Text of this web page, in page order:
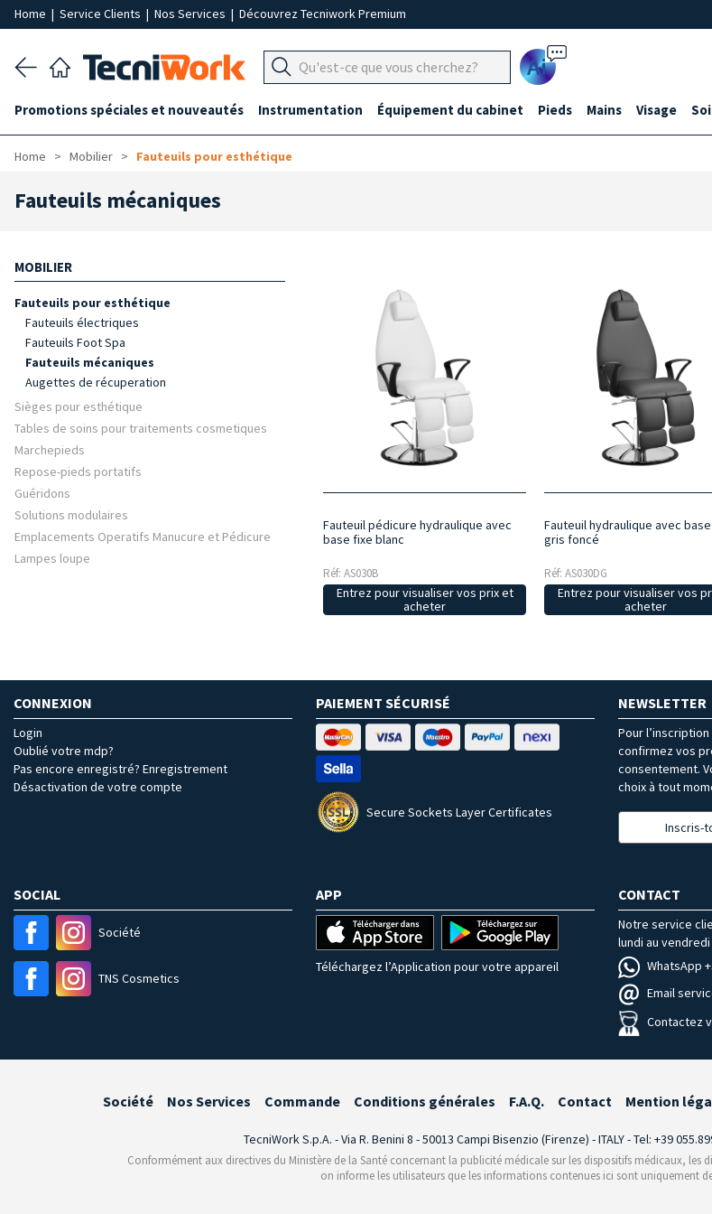
Home | Service Clients | Nos Services | Découvrez Tecniwork Premium
Ai
Promotions spéciales et nouveautés Instrumentation Équipement du cabinet Pieds Mains Visage
Home Mobilier Fauteuils pour esthétique
Fauteuils mécaniques
MOBILIER
Fauteuils pour esthétique
Fauteuils électriques
Fauteuils Foot Spa
Fauteuils mécaniques
Augettes de récuperation
Sièges pour esthétique
Tables de soins pour traitements cosmetiques
Marchepieds
Repose-pieds portatifs
Guéridons
Solutions modulaires
Emplacements Operatifs Manucure et Pédicure
Lampes loupe
Fauteuil pédicure hydraulique avec
base fixe blanc
Réf: AS030B
Entrez pour visualiser vos prix et
acheter
Fauteuil hydraulique avec
gris foncé
Réf: AS030DG
Entrez pour visualiser vos
acheter
CONNEXION
Login
Oublié votre mdp?
Pas encore enregistré? Enregistrement
Désactivation de votre compte
PAIEMENT SÉCURISÉ
Secure Sockets Layer Certificates
NEWSLETTER
Pour
confirmez vos
consentement.
choix à tout
Inscris-
SOCIAL
Société
TNS Cosmetics
APP
Téléchargez l’Application pour votre appareil
CONTACT
Notre service
lundi au vendredi
WhatsApp
Email
Contactez
Société Nos Services Commande Conditions générales F.A.Q. Contact Mention
TecniWork S.p.A. - Via R. Benini 8 - 50013 Campi Bisenzio (Firenze) - ITALY - Tel: +39
Conformément aux directives du Ministère de la Santé concernant la publicité médicale sur les dispositifs médicaux,
on informe les utilisateurs que les informations contenues ici sont uniquement